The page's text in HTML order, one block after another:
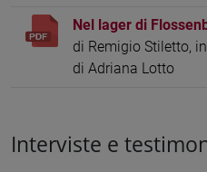
Nel lager di
di Remigio Stiletto,
di Adriana Lotto
Interviste e